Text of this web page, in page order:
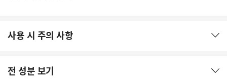
사용 시 주의 사항
전 성분 보기